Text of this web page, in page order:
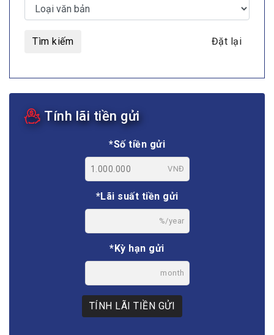
Tìm kiếm Đặt lại
Tính lãi tiền gửi
*Số tiền gửi
VNĐ
*Lãi suất tiền gửi
%/year
*Kỳ hạn gửi
month
TÍNH LÃI TIỀN GỬI